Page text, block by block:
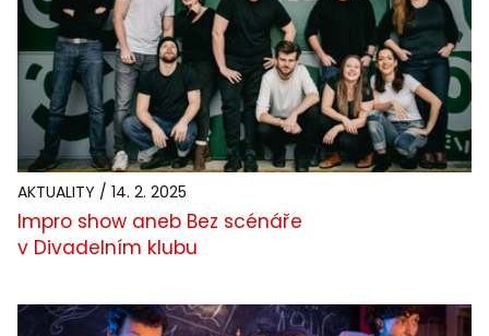
AKTUALITY / 14. 2. 2025
Impro show aneb Bez scénáře
v Divadelním klubu